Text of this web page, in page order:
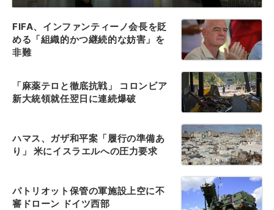
FIFA、インファンティーノ会長を貶
める「組織的かつ継続的な妨害」を
非難
「麻薬テロと徹底抗戦」 コロンビア
新大統領就任翌日に連続爆破
ハマス、ガザ和平案「履行の準備あ
り」 米にイスラエルへの圧力要求
パトリオット保管の軍施設上空に不
審ドローン ドイツ西部